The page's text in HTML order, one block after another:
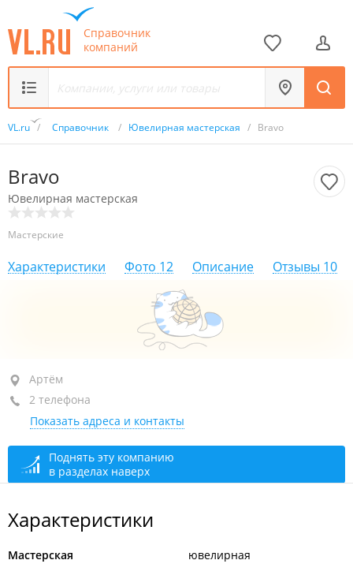
Справочник
компаний
VL.ru / Справочник / Ювелирная мастерская / Bravo
Bravo
Ювелирная мастерская
Мастерские
Характеристики Фото 12 Описание Отзывы 10
Артём, ул. Кирова, 14
+7 963 940-83-51
+7 (423) 290-97-84
закрыто, откроется в 10:00
Артём
2 телефона
Показать адреса и контакты
Поднять эту компанию
в разделах наверх
Характеристики
Мастерская ювелирная